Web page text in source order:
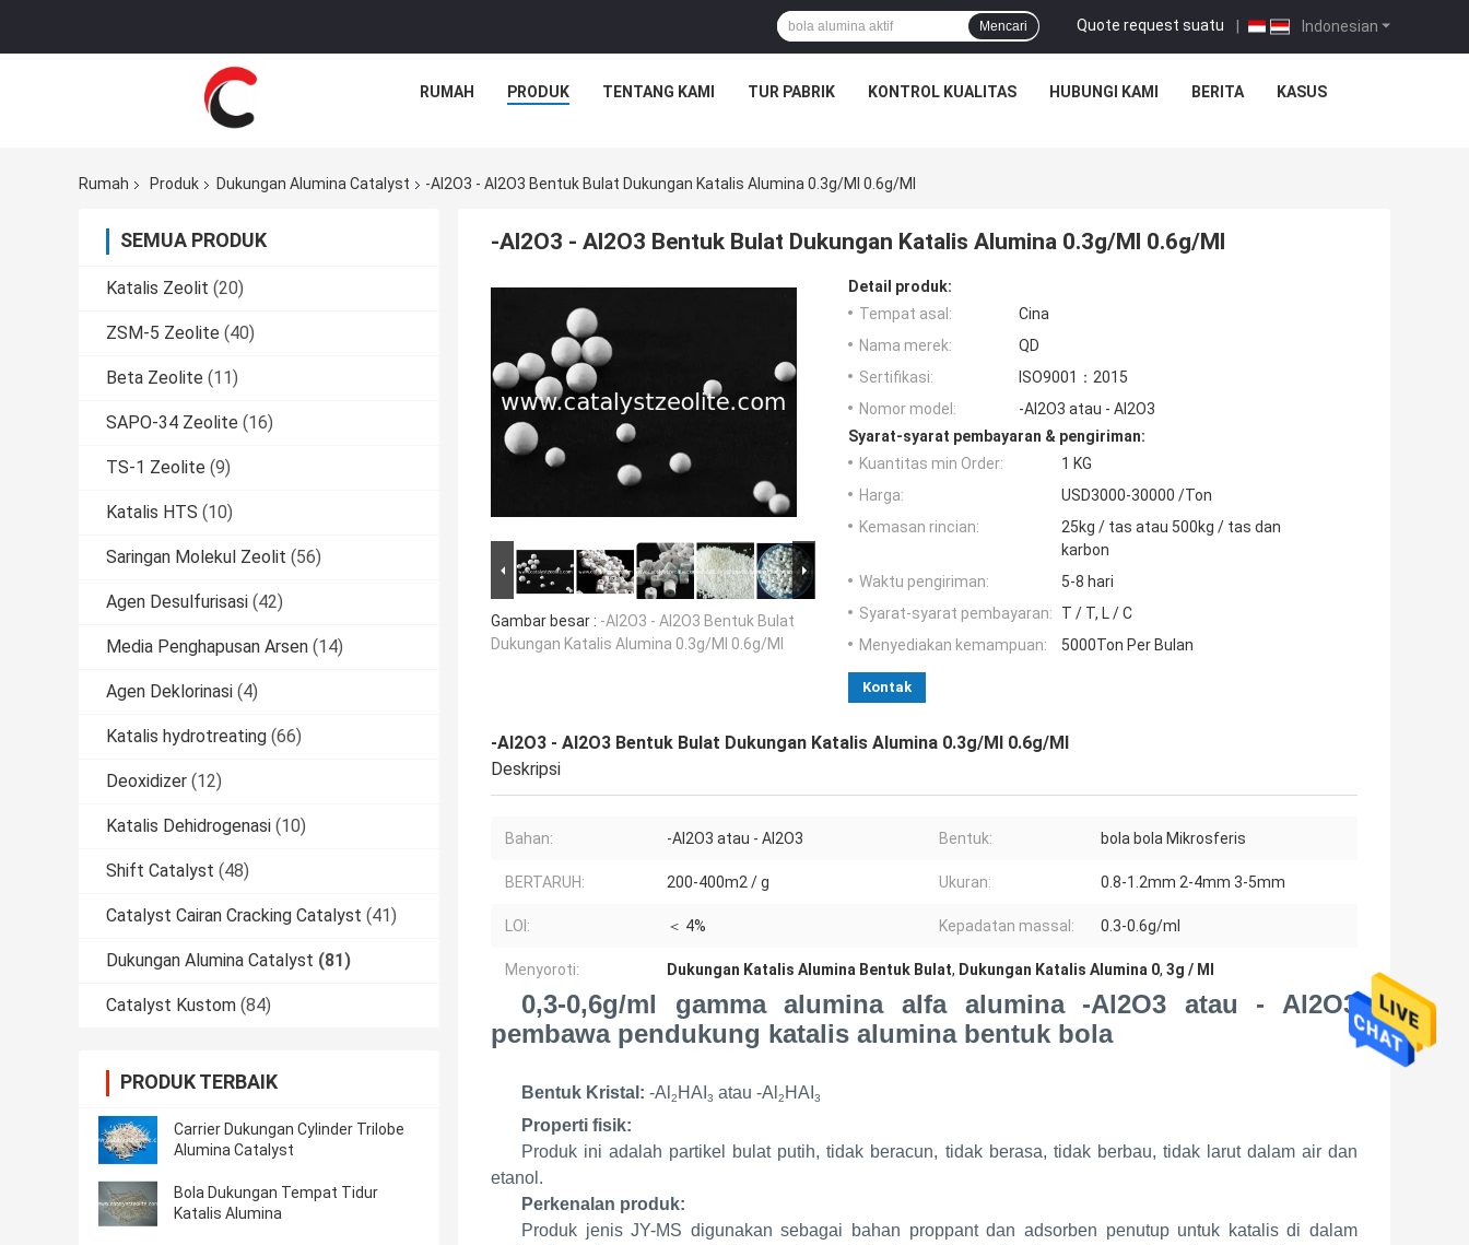
Indonesian
Quote request suatu |
Mencari
RUMAH PRODUK TENTANG KAMI TUR PABRIK KONTROL KUALITAS HUBUNGI KAMI BERITA KASUS
Rumah Produk Dukungan Alumina Catalyst -Al2O3 - Al2O3 Bentuk Bulat Dukungan Katalis Alumina 0.3g/Ml 0.6g/Ml
SEMUA PRODUK
Katalis Zeolit (20)
ZSM-5 Zeolite (40)
Beta Zeolite (11)
SAPO-34 Zeolite (16)
TS-1 Zeolite (9)
Katalis HTS (10)
Saringan Molekul Zeolit (56)
Agen Desulfurisasi (42)
Media Penghapusan Arsen (14)
Agen Deklorinasi (4)
Katalis hydrotreating (66)
Deoxidizer (12)
Katalis Dehidrogenasi (10)
Shift Catalyst (48)
Catalyst Cairan Cracking Catalyst (41)
Dukungan Alumina Catalyst (81)
Catalyst Kustom (84)
PRODUK TERBAIK
Carrier Dukungan Cylinder Trilobe
Alumina Catalyst
Bola Dukungan Tempat Tidur
Katalis Alumina
-Al2O3 - Al2O3 Bentuk Bulat Dukungan Katalis Alumina 0.3g/Ml 0.6g/Ml
Gambar besar : -Al2O3 - Al2O3 Bentuk Bulat
Dukungan Katalis Alumina 0.3g/Ml 0.6g/Ml
Detail produk:
Tempat asal:
Cina
Nama merek:
QD
Sertifikasi:
ISO9001：2015
Nomor model:
-Al2O3 atau - Al2O3
Syarat-syarat pembayaran & pengiriman:
Kuantitas min Order:
1 KG
Harga:
USD3000-30000 /Ton
Kemasan rincian:
25kg / tas atau 500kg / tas dan
karbon
Waktu pengiriman:
5-8 hari
Syarat-syarat pembayaran:
T / T, L / C
Menyediakan kemampuan:
5000Ton Per Bulan
Kontak
-Al2O3 - Al2O3 Bentuk Bulat Dukungan Katalis Alumina 0.3g/Ml 0.6g/Ml
Deskripsi
Bahan: -Al2O3 atau - Al2O3 Bentuk: bola bola Mikrosferis
BERTARUH: 200-400m2 / g Ukuran: 0.8-1.2mm 2-4mm 3-5mm
LOI: ＜ 4% Kepadatan massal: 0.3-0.6g/ml
Menyoroti: Dukungan Katalis Alumina Bentuk Bulat, Dukungan Katalis Alumina 0, 3g / Ml
0,3-0,6g/ml gamma alumina alfa alumina -Al2O3 atau - Al2O3
pembawa pendukung katalis alumina bentuk bola
Bentuk Kristal: -Al 2 HAI 3 atau -Al 2 HAI 3
Properti fisik:
Produk ini adalah partikel bulat putih, tidak beracun, tidak berasa, tidak berbau, tidak larut dalam air dan
etanol.
Perkenalan produk:
Produk jenis JY-MS digunakan sebagai bahan proppant dan adsorben penutup untuk katalis di dalam